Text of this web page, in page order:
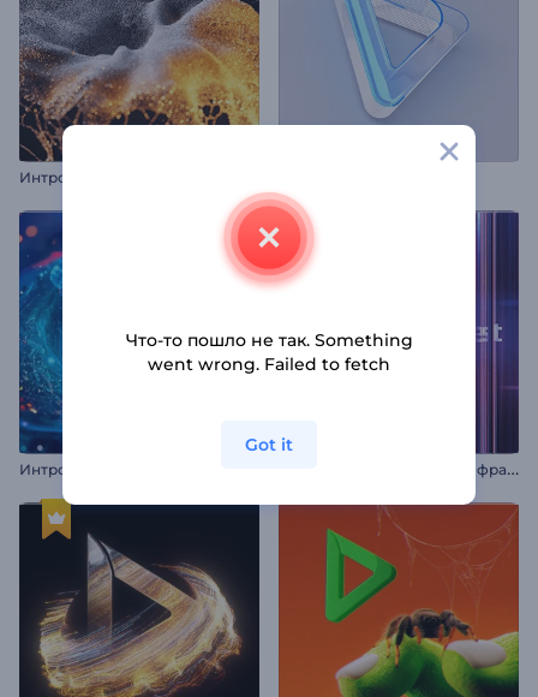
Интро "Всплеск частиц"
И
нтро "Хроматическая рефракция"
Что-то пошло не так. Something
went wrong. Failed to fetch
Got it